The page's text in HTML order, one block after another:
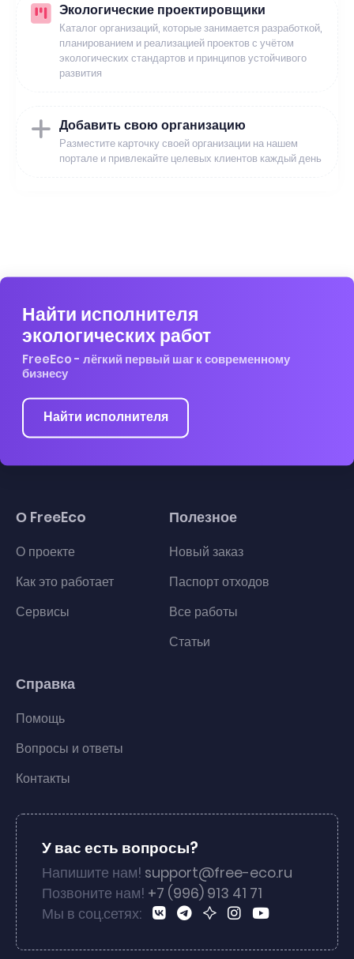
Экологические проектировщики
Каталог организаций, которые занимается разработкой,
планированием и реализацией проектов с учётом
экологических стандартов и принципов устойчивого
развития
Добавить свою организацию
Разместите карточку своей организации на нашем
портале и привлекайте целевых клиентов каждый день
Найти исполнителя
экологических работ
FreeEco - лёгкий первый шаг к современному
бизнесу
Найти исполнителя
О FreeEco
О проекте
Как это работает
Сервисы
Полезное
Новый заказ
Паспорт отходов
Все работы
Статьи
Справка
Помощь
Вопросы и ответы
Контакты
У вас есть вопросы?
Напишите нам! support@free-eco.ru
Позвоните нам! +7 (996) 913 41 71
Мы в соц.сетях: